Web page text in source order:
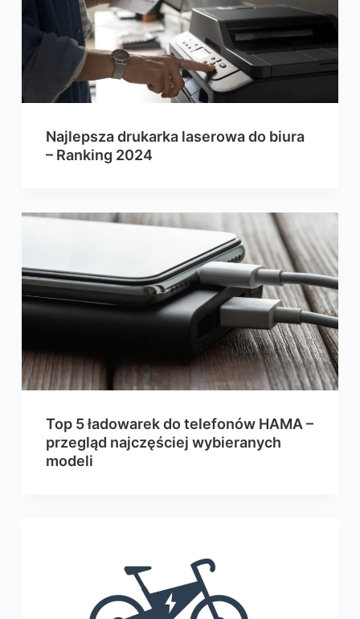
Najlepsza drukarka laserowa do biura
– Ranking 2024
Top 5 ładowarek do telefonów HAMA –
przegląd najczęściej wybieranych
modeli